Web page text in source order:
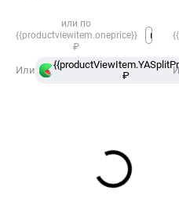
или по
{{productviewitem.oneprice}}
₽
Или
₽